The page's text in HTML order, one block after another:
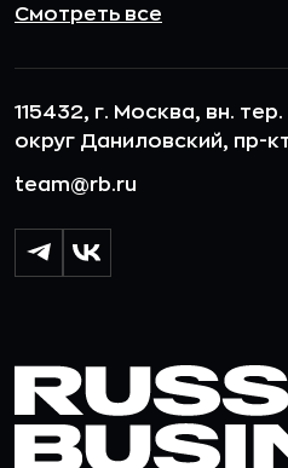
Смотреть все
115432, г. Москва, вн.
округ Даниловский, пр-
team@rb.ru